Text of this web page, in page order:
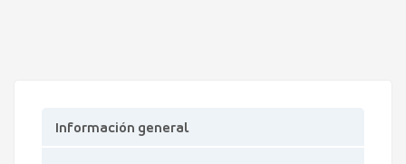
Información general